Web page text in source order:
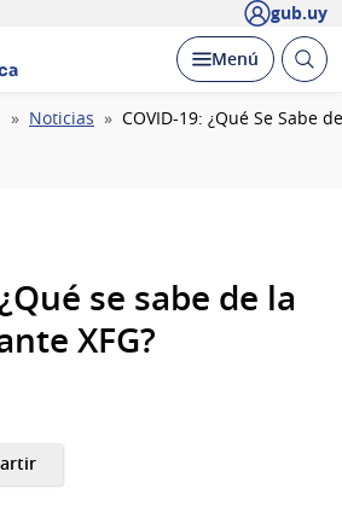
gub.uy
Desplegar
Menú Abrir
Noticias COVID-19: ¿Qué Se Sabe
se sabe de la
XFG?